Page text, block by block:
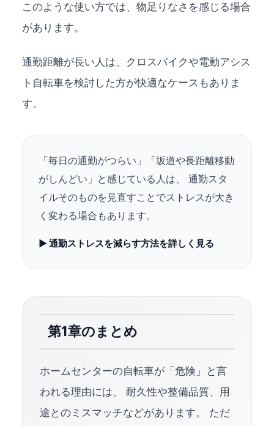
このような使い方では、物足りなさを感じる場合
があります。
通勤距離が長い人は、クロスバイクや電動アシス
ト自転車を検討した方が快適なケースもありま
す。
「毎日の通勤がつらい」「坂道や長距離移動
がしんどい」と感じている人は、 通勤スタ
イルそのものを見直すことでストレスが大き
く変わる場合もあります。
▶ 通勤ストレスを減らす方法を詳しく見る
第1章のまとめ
ホームセンターの自転車が「危険」と言
われる理由には、 耐久性や整備品質、用
途とのミスマッチなどがあります。 ただ